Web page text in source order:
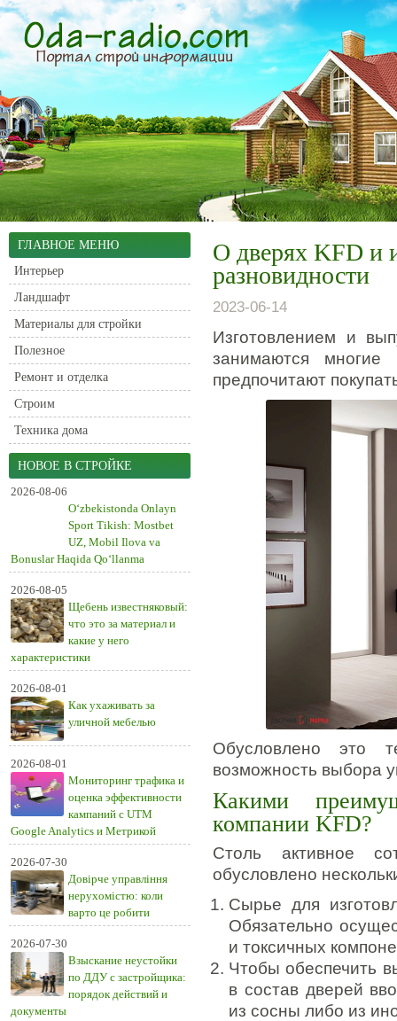
ГЛАВНОЕ МЕНЮ
Интерьер
Ландшафт
Материалы для стройки
Полезное
Ремонт и отделка
Строим
Техника дома
НОВОЕ В СТРОЙКЕ
2026-08-06
O‘zbekistonda Onlayn
Sport Tikish: Mostbet
UZ, Mobil Ilova va
Bonuslar Haqida Qo‘llanma
2026-08-05
Щебень известняковый:
что это за материал и
какие у него
характеристики
2026-08-01
Как ухаживать за
уличной мебелью
2026-08-01
Мониторинг трафика и
оценка эффективности
кампаний с UTM
Google Analytics и Метрикой
2026-07-30
Довірче управління
нерухомістю: коли
варто це робити
2026-07-30
Взыскание неустойки
по ДДУ с застройщика:
порядок действий и
документы
О дверях KFD и
разновидности
2023-06-14
Изготовлением и
занимаются многие
предпочитают
Обусловлено это
возможность выбора
Какими
компании KFD?
Столь активное
обусловлено
Сырье для
Обязательно
и токсичных
Чтобы обеспечить
в состав дверей
из сосны либо из